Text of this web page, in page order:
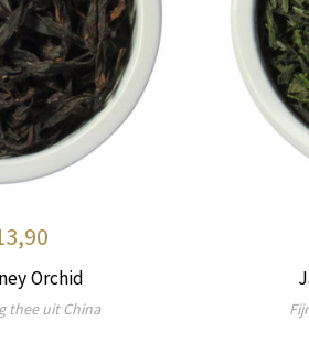
Orchid
thee uit China